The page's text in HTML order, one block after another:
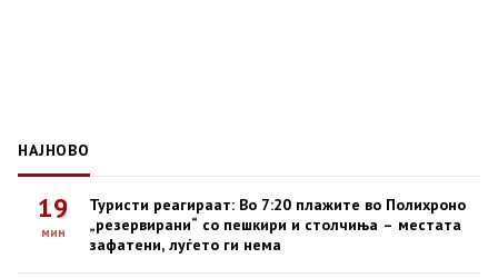
НАЈНОВО
19
мин
Туристи реагираат: Во 7:20 плажите во Полихроно
„резервирани“ со пешкири и столчиња – местата
зафатени, луѓето ги нема